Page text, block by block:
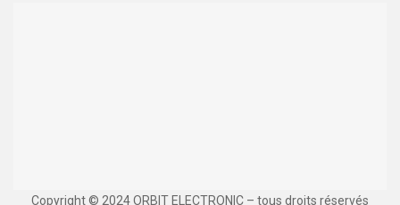
Copyright © 2024 ORBIT ELECTRONIC – tous droits réservés